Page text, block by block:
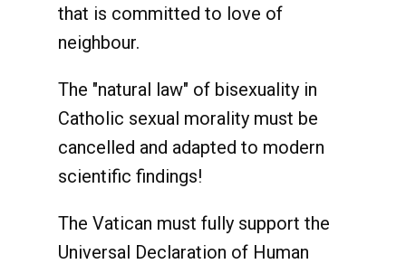
that is committed to love of
neighbour.
The "natural law" of bisexuality in
Catholic sexual morality must be
cancelled and adapted to modern
scientific findings!
The Vatican must fully support the
Universal Declaration of Human